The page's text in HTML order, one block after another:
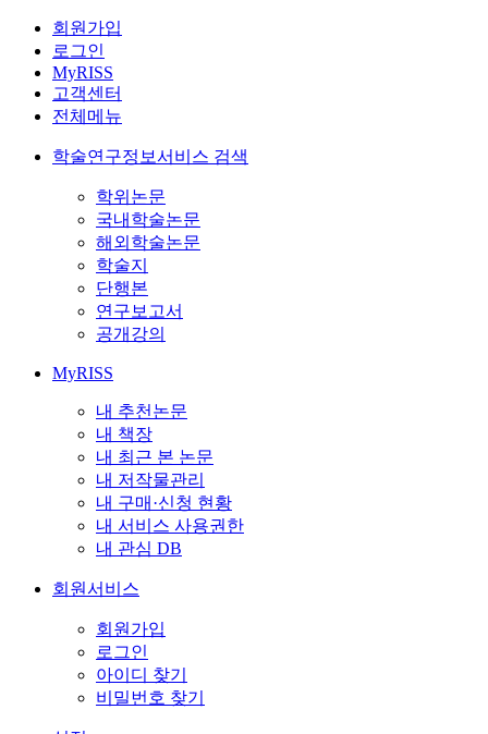
회원가입
로그인
MyRISS
고객센터
전체메뉴
학술연구정보서비스 검색
학위논문
국내학술논문
해외학술논문
학술지
단행본
연구보고서
공개강의
MyRISS
내 추천논문
내 책장
내 최근 본 논문
내 저작물관리
내 구매·신청 현황
내 서비스 사용권한
내 관심 DB
회원서비스
회원가입
로그인
아이디 찾기
비밀번호 찾기